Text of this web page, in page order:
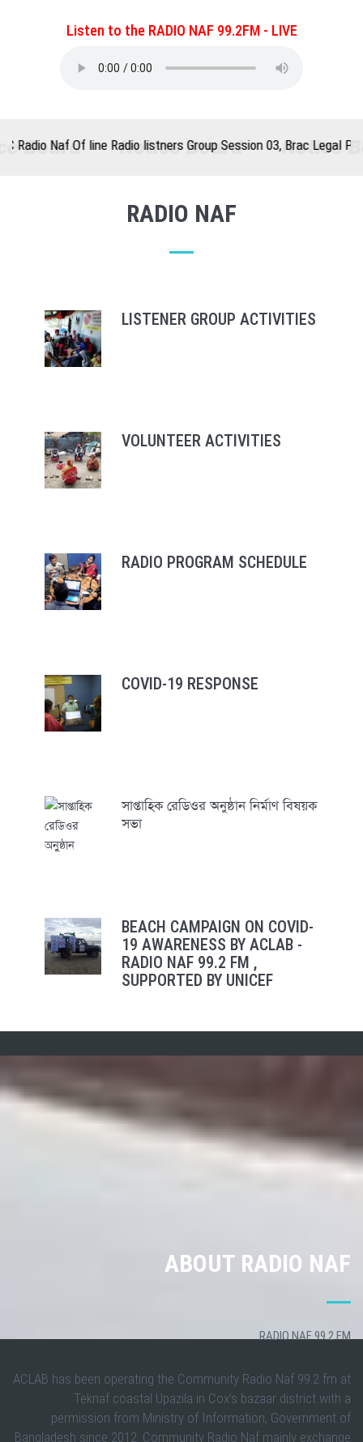
Listen to the RADIO NAF 99.2FM -
line Radio listners Group Session 03, Brac Legal Protection
RADIO NAF
LISTENER GROUP ACTIVITIES
VOLUNTEER ACTIVITIES
RADIO PROGRAM SCHEDULE
COVID-19 RESPONSE
সাপ্তাহিক রেডিওর অনুষ্ঠান নির্মাণ বিষয়ক
সভা
BEACH CAMPAIGN ON COVID-
19 AWARENESS BY ACLAB -
RADIO NAF 99.2 FM ,
SUPPORTED BY UNICEF
ABOUT RADIO NAF
RADIO NAF 99.2 FM
ACLAB has been operating the Community Radio Naf 99.2 fm at
Teknaf coastal Upazila in Cox’s bazaar district with a
permission from Ministry of Information, Government of
Bangladesh since 2012. Community Radio Naf mainly exchange